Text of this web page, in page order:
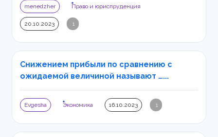
menedzher Право и юриспруденция
20.10.2023 1
Снижением прибыли по сравнению с
ожидаемой величиной называют …...
Evgesha Экономика 16.10.2023 1